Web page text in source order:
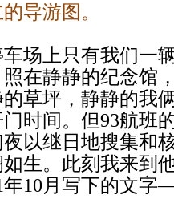
导游图。
上只有我们一
在静静的纪念馆
的草坪，静静的
间。但93航班
以继日地搜集和
生。此刻我来到
年10月写下的文